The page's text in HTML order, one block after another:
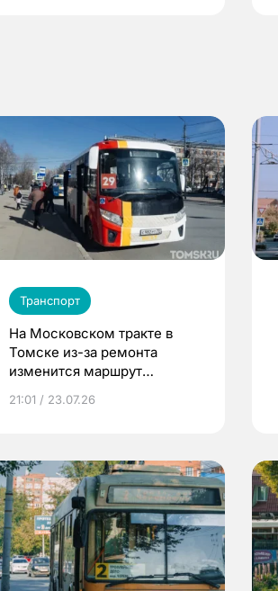
Транспорт
На Московском тракте в
Томске из-за ремонта
изменится маршрут
21:01 / 23.07.26